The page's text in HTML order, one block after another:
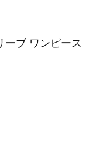
ーブ ワンピース